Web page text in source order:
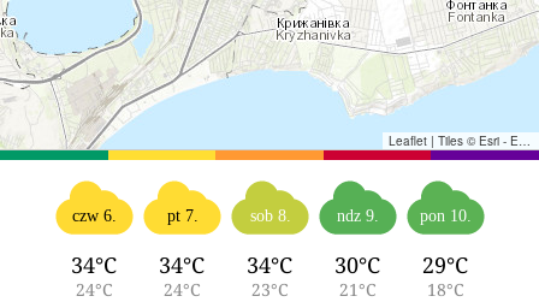
Leaflet | Tiles © Esri - Esri, DeLorme, NAVTEQ, TomTom, Intermap, iPC, USGS, FAO, NPS, NRCAN, GeoBase, Kadaster NL, Ordnance Survey, Esri Japan, METI, Esri China (Hong Kong), and the GIS User Community
czw 6.
34°C
24°C
pt 7.
34°C
24°C
sob 8.
34°C
23°C
ndz 9.
30°C
21°C
pon 10.
29°C
18°C